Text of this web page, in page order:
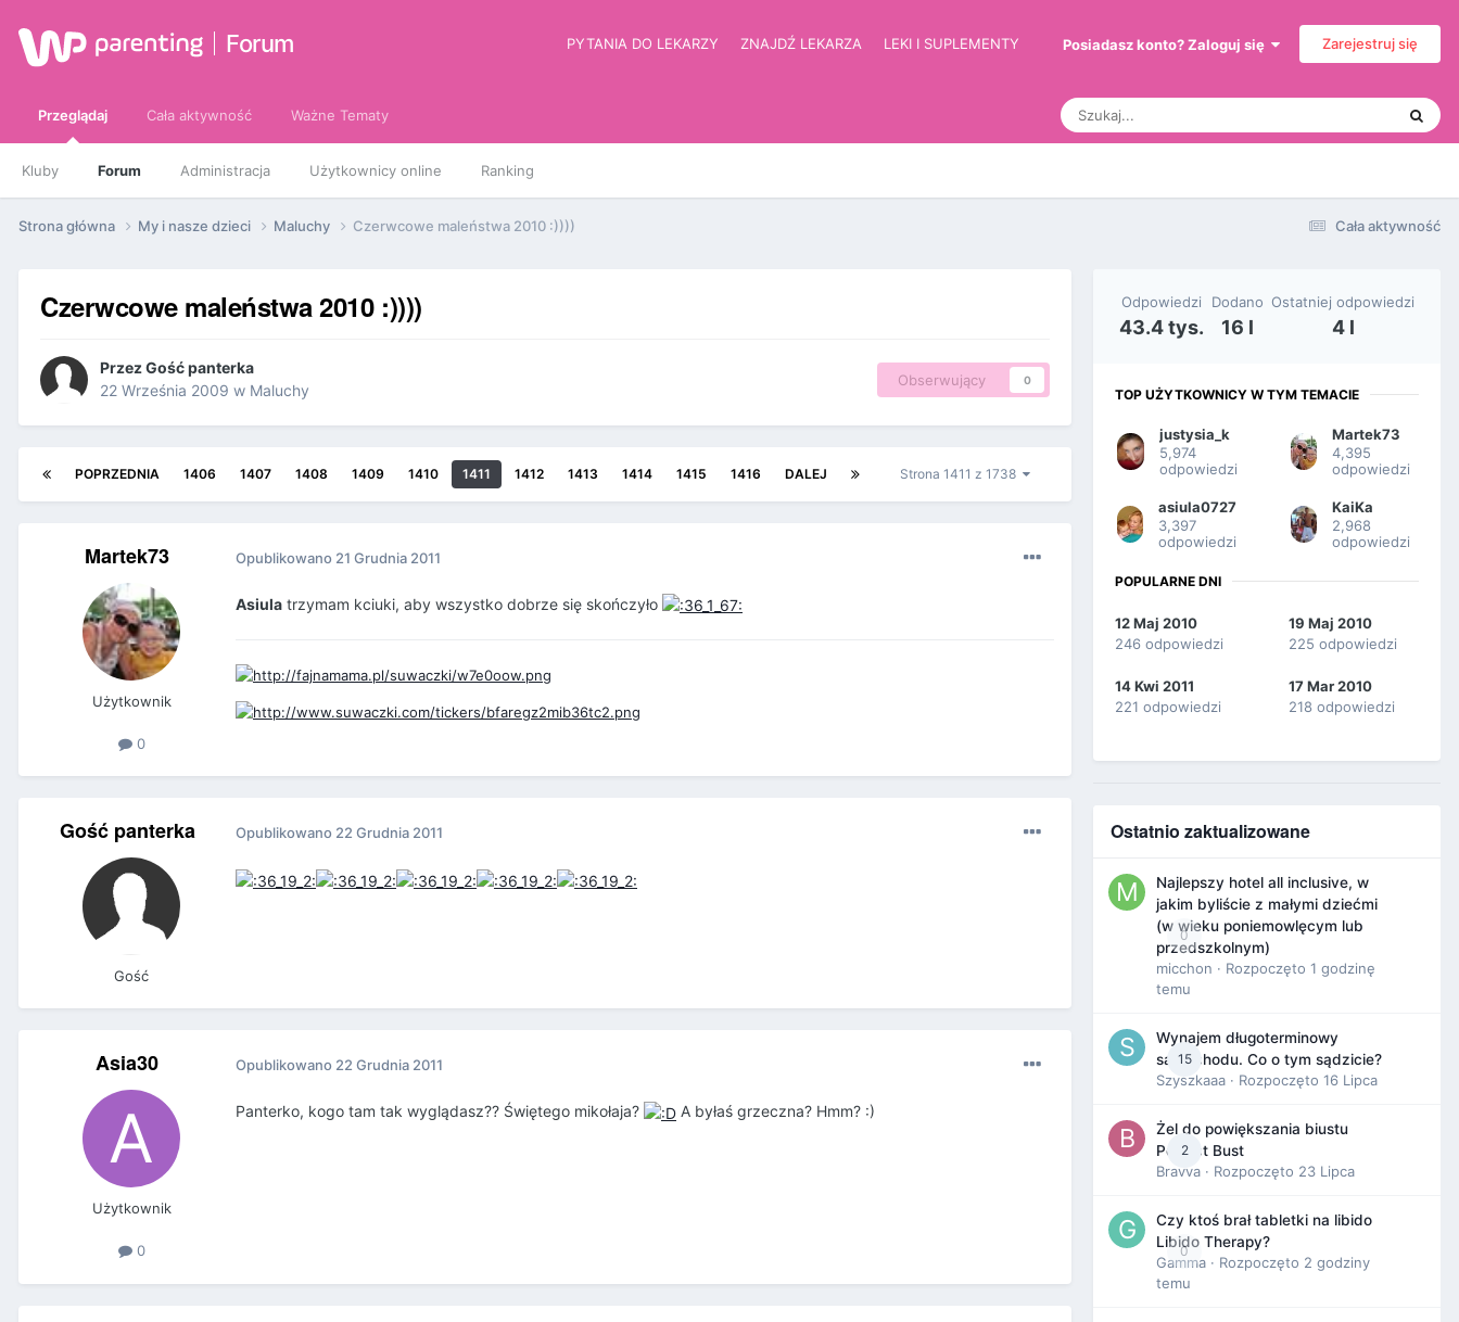
Forum PYTANIA DO LEKARZY ZNAJDŹ LEKARZA LEKI I SUPLEMENTY Posiadasz konto? Zaloguj się Zarejestruj się
Przeglądaj
Kluby Forum Administracja Użytkownicy online Ranking
Cała aktywność Ważne Tematy
Cała aktywność
Strona główna My i nasze dzieci Maluchy Czerwcowe maleństwa 2010 :))))
Czerwcowe maleństwa 2010 :))))
Przez Gość panterka
22 Września 2009 w Maluchy
Obserwujący 0
POPRZEDNIA 1406 1407 1408 1409 1410 1411 1412 1413 1414 1415 1416 DALEJ Strona 1411 z 1738
Martek73
Użytkownik
0
Opublikowano 21 Grudnia 2011
Asiula trzymam kciuki, aby wszystko dobrze się skończyło
Gość panterka
Gość
Opublikowano 22 Grudnia 2011
Asia30
Użytkownik
0
Opublikowano 22 Grudnia 2011
Panterko, kogo tam tak wyglądasz?? Świętego mikołaja? A byłaś grzeczna? Hmm? :)
Odpowiedzi
43.4 tys.
Dodano
16 l
Ostatniej odpowiedzi
4 l
TOP UŻYTKOWNICY W TYM TEMACIE
justysia_k
5,974
odpowiedzi
Martek73
4,395
odpowiedzi
asiula0727
3,397
odpowiedzi
KaiKa
2,968
odpowiedzi
POPULARNE DNI
12 Maj 2010
246 odpowiedzi
19 Maj 2010
225 odpowiedzi
14 Kwi 2011
221 odpowiedzi
17 Mar 2010
218 odpowiedzi
Ostatnio zaktualizowane
0
Najlepszy hotel all inclusive, w
jakim byliście z małymi dziećmi
(w wieku poniemowlęcym lub
przedszkolnym)
micchon · Rozpoczęto 1 godzinę
temu
15
Wynajem długoterminowy
samochodu. Co o tym sądzicie?
Szyszkaaa · Rozpoczęto 16 Lipca
2
Żel do powiększania biustu
Perfect Bust
Bravva · Rozpoczęto 23 Lipca
0
Czy ktoś brał tabletki na libido
Libido Therapy?
Gamma · Rozpoczęto 2 godziny
temu